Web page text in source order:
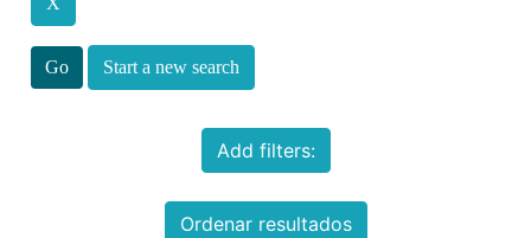
Start a new search
Add filters:
Ordenar resultados